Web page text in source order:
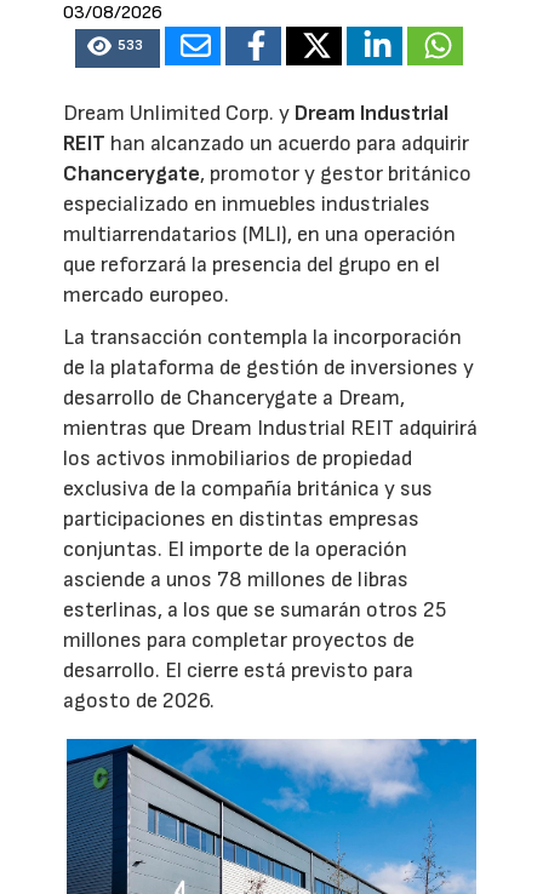
03/08/2026
533
Dream Unlimited Corp. y Dream Industrial
REIT han alcanzado un acuerdo para adquirir
Chancerygate, promotor y gestor británico
especializado en inmuebles industriales
multiarrendatarios (MLI), en una operación
que reforzará la presencia del grupo en el
mercado europeo.
La transacción contempla la incorporación
de la plataforma de gestión de inversiones y
desarrollo de Chancerygate a Dream,
mientras que Dream Industrial REIT adquirirá
los activos inmobiliarios de propiedad
exclusiva de la compañía británica y sus
participaciones en distintas empresas
conjuntas. El importe de la operación
asciende a unos 78 millones de libras
esterlinas, a los que se sumarán otros 25
millones para completar proyectos de
desarrollo. El cierre está previsto para
agosto de 2026.